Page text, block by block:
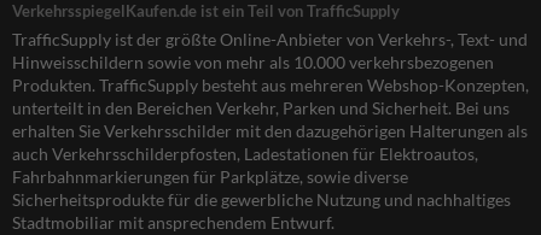
VerkehrsspiegelKaufen.de ist ein Teil von TrafficSupply
TrafficSupply ist der größte Online-Anbieter von Verkehrs-, Text- und
Hinweisschildern sowie von mehr als 10.000 verkehrsbezogenen
Produkten. TrafficSupply besteht aus mehreren Webshop-Konzepten,
unterteilt in den Bereichen Verkehr, Parken und Sicherheit. Bei uns
erhalten Sie Verkehrsschilder mit den dazugehörigen Halterungen als
auch Verkehrsschilderpfosten, Ladestationen für Elektroautos,
Fahrbahnmarkierungen für Parkplätze, sowie diverse
Sicherheitsprodukte für die gewerbliche Nutzung und nachhaltiges
Stadtmobiliar mit ansprechendem Entwurf.